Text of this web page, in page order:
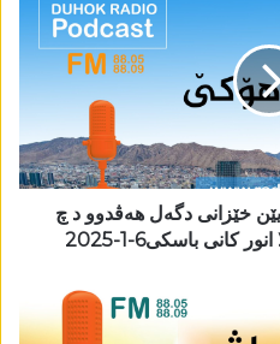
خێزانی دگەل ھەڤدوو د چ
کانی باسکی6-1-2025